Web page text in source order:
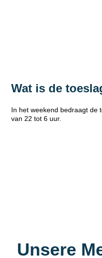
Wat is de
In het weekend bedraagt de
van 22 tot 6 uur.
Unsere